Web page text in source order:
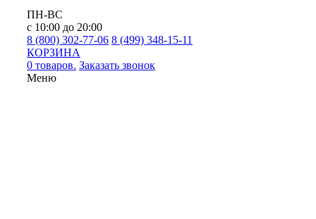
ПН-ВС
с 10:00 до 20:00
8 (800) 302-77-06 8 (499) 348-15-11
КОРЗИНА
0 товаров. Заказать звонок
Меню